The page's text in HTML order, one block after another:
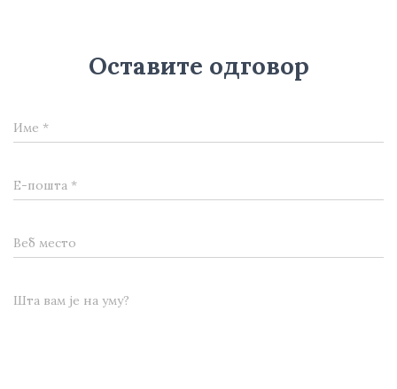
Оставите одговор
Име *
Е-пошта *
Веб место
Шта вам је на уму?